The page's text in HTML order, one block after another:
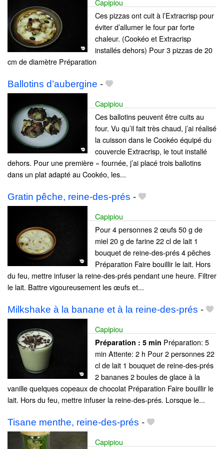
Ces pizzas ont cuit à l’Extracrisp pour
éviter d’allumer le four par forte
chaleur. (Cookéo et Extracrisp
installés dehors) Pour 3 pizzas de 20
cm de diamètre Préparation
Ballotins d’aubergine -
Capipiou
Ces ballotins peuvent être cuits au
four. Vu qu’il fait très chaud, j’ai réalisé
la cuisson dans le Cookéo équipé du
couvercle Extracrisp, le tout installé
dehors. Pour une première « fournée, j’ai placé trois ballotins
dans un plat adapté au Cookéo, les...
Gratin pêche, reine-des-prés -
Capipiou
Pour 4 personnes 2 œufs 50 g de
miel 20 g de farine 22 cl de lait 1
bouquet de reine-des-prés 4 pêches
Préparation Faire bouillir le lait. Hors
du feu, mettre infuser la reine-des-prés pendant une heure. Filtrer
le lait. Battre vigoureusement les œufs et...
Milkshake à la banane et à la reine-des-prés -
Capipiou
Préparation : 5 min Préparation: 5
min Attente: 2 h Pour 2 personnes 22
cl de lait 1 bouquet de reine-des-prés
2 bananes 2 boules de glace à la
vanille quelques copeaux de chocolat Préparation Faire bouillir le
lait. Hors du feu, mettre infuser la reine-des-prés. Lorsque le...
Tisane menthe, reine-des-prés -
Capipiou